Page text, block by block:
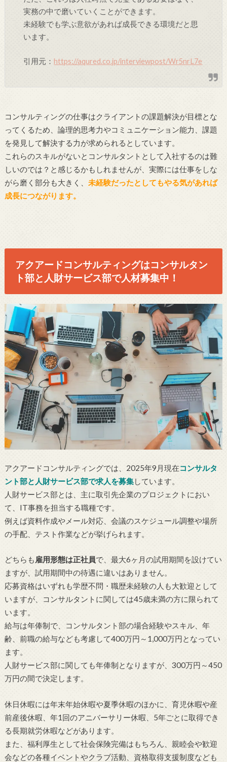
実務の中で磨いていくことができます。
未経験でも学ぶ意欲があれば成長できる環境だと思
います。
引用元： https://aqured.co.jp/interviewpost/Wr5nrL7e
コンサルティングの仕事はクライアントの課題解決が目標とな
ってくるため、論理的思考力やコミュニケーション能力、課題
を発見して解決する力が求められるとしています。
これらのスキルがないとコンサルタントとして入社するのは難
しいのでは？と感じるかもしれませんが、実際には仕事をしな
がら磨く部分も大きく、 未経験だったとしてもやる気があれば
成長につながります。
アクアードコンサルティングはコンサルタン
ト部と人財サービス部で人材募集中！
アクアードコンサルティングでは、2025年9月現在コンサルタ
ント部と人財サービス部で求人を募集しています。
人財サービス部とは、主に取引先企業のプロジェクトにおい
て、IT事務を担当する職種です。
例えば資料作成やメール対応、会議のスケジュール調整や場所
の手配、テスト作業などが挙げられます。
どちらも 雇用形態は正社員で、最大6ヶ月の試用期間を設けてい
ますが、試用期間中の待遇に違いはありません。
応募資格はいずれも学歴不問・職歴未経験の人も大歓迎として
いますが、コンサルタントに関しては45歳未満の方に限られて
います。
給与は年俸制で、コンサルタント部の場合経験やスキル、年
齢、前職の給与なども考慮して400万円～1,000万円となってい
ます。
人財サービス部に関しても年俸制となりますが、300万円～450
万円の間で決定します。
休日休暇には年末年始休暇や夏季休暇のほかに、育児休暇や産
前産後休暇、年1回のアニバーサリー休暇、5年ごとに取得でき
る長期就労休暇などがあります。
また、福利厚生として社会保険完備はもちろん、親睦会や歓迎
会などの各種イベントやクラブ活動、資格取得支援制度なども